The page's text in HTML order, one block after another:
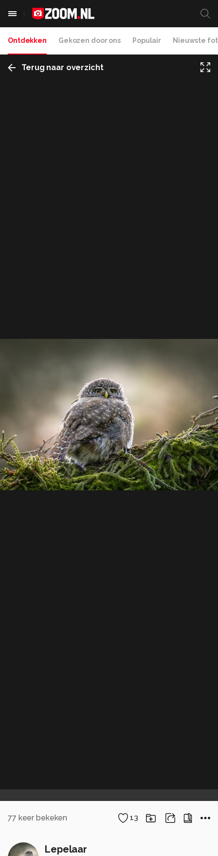
Ontdekken Gekozen door ons Populair Nieuwste
Terug naar overzicht
77 keer bekeken 13
Lepelaar